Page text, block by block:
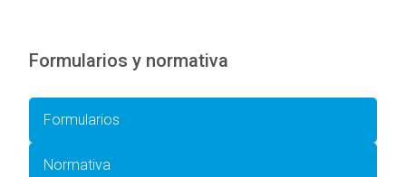
Formularios y normativa
Formularios
Normativa